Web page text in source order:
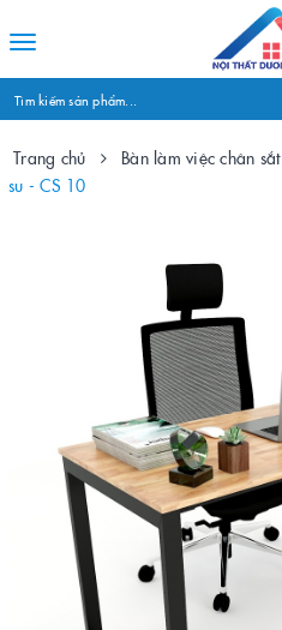
Toggle
Trang chủ Bàn làm việc chân sắt
su - CS 10